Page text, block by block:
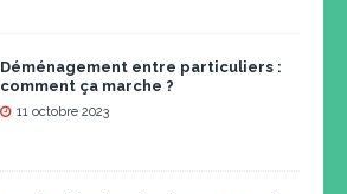
Déménagement entre particuliers :
comment ça marche ?
11 octobre 2023